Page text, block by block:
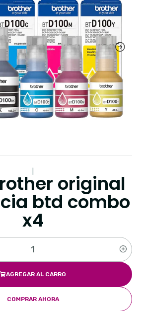
original
btd combo
x4
AGREGAR AL CARRO
COMPRAR AHORA